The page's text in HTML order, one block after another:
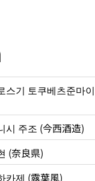
스기 토쿠베츠준마
시 주조 (今西酒造)
(奈良県)
카제 (露葉風)